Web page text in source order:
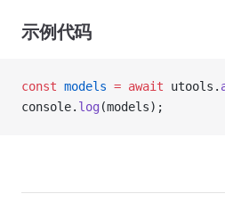
示例代码
const models = await utools.
console. log (models);